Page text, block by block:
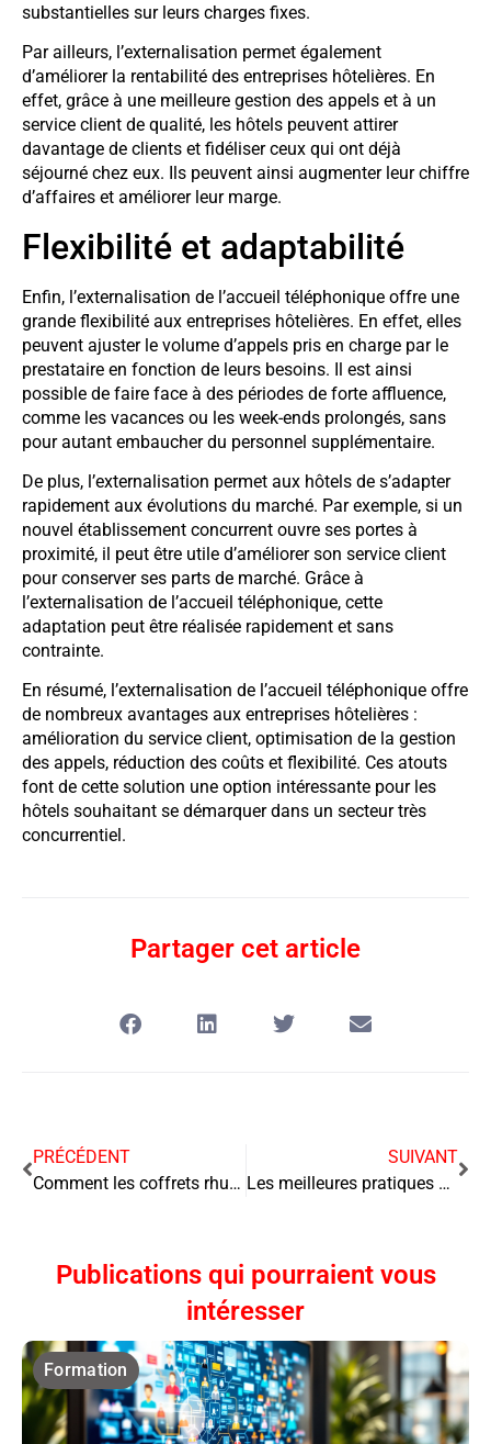
substantielles sur leurs charges fixes.
Par ailleurs, l’externalisation permet également
d’améliorer la rentabilité des entreprises hôtelières. En
effet, grâce à une meilleure gestion des appels et à un
service client de qualité, les hôtels peuvent attirer
davantage de clients et fidéliser ceux qui ont déjà
séjourné chez eux. Ils peuvent ainsi augmenter leur chiffre
d’affaires et améliorer leur marge.
Flexibilité et adaptabilité
Enfin, l’externalisation de l’accueil téléphonique offre une
grande flexibilité aux entreprises hôtelières. En effet, elles
peuvent ajuster le volume d’appels pris en charge par le
prestataire en fonction de leurs besoins. Il est ainsi
possible de faire face à des périodes de forte affluence,
comme les vacances ou les week-ends prolongés, sans
pour autant embaucher du personnel supplémentaire.
De plus, l’externalisation permet aux hôtels de s’adapter
rapidement aux évolutions du marché. Par exemple, si un
nouvel établissement concurrent ouvre ses portes à
proximité, il peut être utile d’améliorer son service client
pour conserver ses parts de marché. Grâce à
l’externalisation de l’accueil téléphonique, cette
adaptation peut être réalisée rapidement et sans
contrainte.
En résumé, l’externalisation de l’accueil téléphonique offre
de nombreux avantages aux entreprises hôtelières :
amélioration du service client, optimisation de la gestion
des appels, réduction des coûts et flexibilité. Ces atouts
font de cette solution une option intéressante pour les
hôtels souhaitant se démarquer dans un secteur très
concurrentiel.
Partager cet article
PRÉCÉDENT
Comment les coffrets rhum peuvent aider à augmenter la visibilité de votre entreprise
SUIVANT
Les meilleures pratiques pour la gestion de la chaîne d’approvisionnement dans le business des croisières
Publications qui pourraient vous
intéresser
Formation